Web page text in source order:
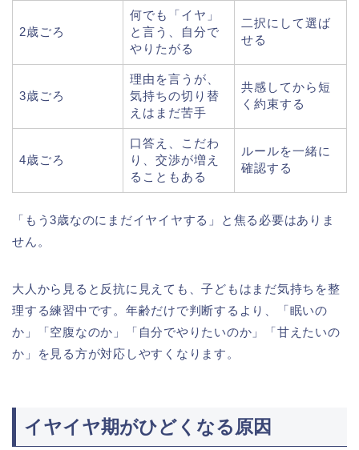
2歳ごろ
何でも「イヤ」
と言う、自分で
やりたがる
二択にして選ば
せる
3歳ごろ
理由を言うが、
気持ちの切り替
えはまだ苦手
共感してから短
く約束する
4歳ごろ
口答え、こだわ
り、交渉が増え
ることもある
ルールを一緒に
確認する
「もう3歳なのにまだイヤイヤする」と焦る必要はありま
せん。
大人から見ると反抗に見えても、子どもはまだ気持ちを整
理する練習中です。年齢だけで判断するより、「眠いの
か」「空腹なのか」「自分でやりたいのか」「甘えたいの
か」を見る方が対応しやすくなります。
イヤイヤ期がひどくなる原因